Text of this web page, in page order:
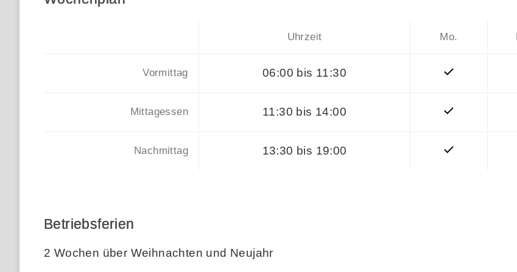
Uhrzeit Mo.
Vormittag 06:00 bis 11:30
Mittagessen 11:30 bis 14:00
Nachmittag 13:30 bis 19:00
Betriebsferien
2 Wochen über Weihnachten und Neujahr